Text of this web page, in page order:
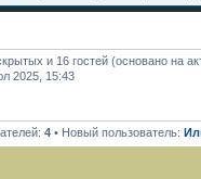
и 16 гостей (основано на
2025, 15:43
4 • Новый пользователь: